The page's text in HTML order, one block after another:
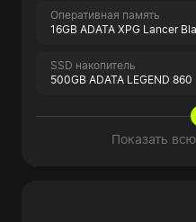
Оперативная память
16GB ADATA XPG Lancer
SSD накопитель
500GB ADATA LEGEND 860
Показать